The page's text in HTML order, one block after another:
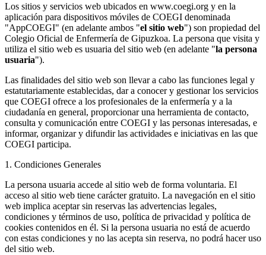
Los sitios y servicios web ubicados en www.coegi.org y en la
aplicación para dispositivos móviles de COEGI denominada
"AppCOEGI" (en adelante ambos "el sitio web") son propiedad del
Colegio Oficial de Enfermería de Gipuzkoa. La persona que visita y
utiliza el sitio web es usuaria del sitio web (en adelante "la persona
usuaria").
Las finalidades del sitio web son llevar a cabo las funciones legal y
estatutariamente establecidas, dar a conocer y gestionar los servicios
que COEGI ofrece a los profesionales de la enfermería y a la
ciudadanía en general, proporcionar una herramienta de contacto,
consulta y comunicación entre COEGI y las personas interesadas, e
informar, organizar y difundir las actividades e iniciativas en las que
COEGI participa.
1. Condiciones Generales
La persona usuaria accede al sitio web de forma voluntaria. El
acceso al sitio web tiene carácter gratuito. La navegación en el sitio
web implica aceptar sin reservas las advertencias legales,
condiciones y términos de uso, política de privacidad y política de
cookies contenidos en él. Si la persona usuaria no está de acuerdo
con estas condiciones y no las acepta sin reserva, no podrá hacer uso
del sitio web.